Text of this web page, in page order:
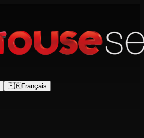
🇫🇷Français